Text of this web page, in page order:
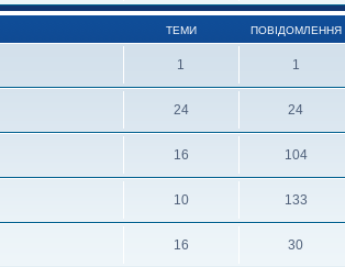
ТЕМИ ПОВІДОМЛЕННЯ
1 1
24 24
16 104
10 133
16 30